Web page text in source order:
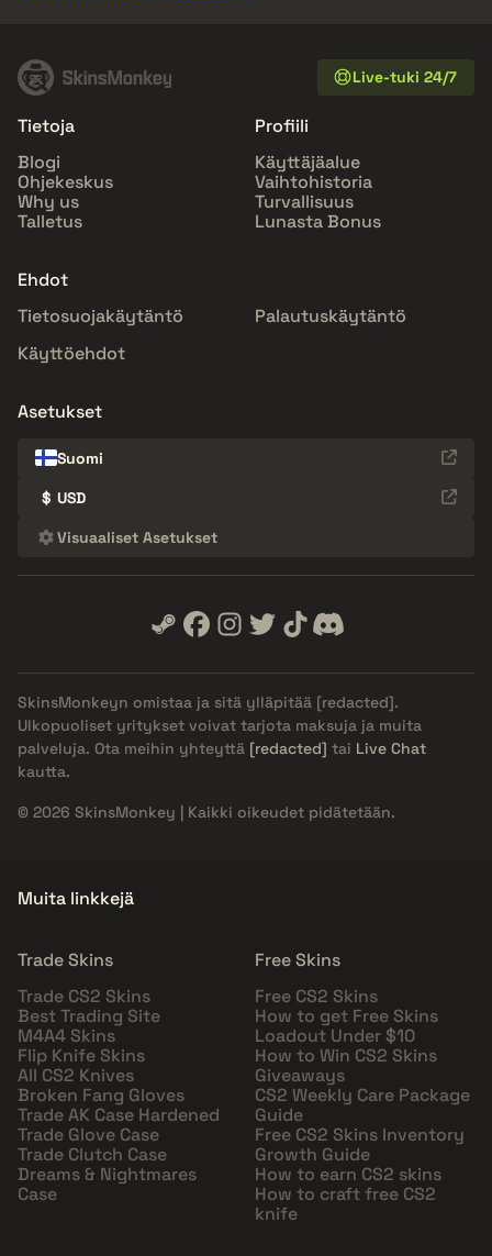
Live-tuki 24/7
Tietoja
Blogi
Ohjekeskus
Why us
Talletus
Profiili
Käyttäjäalue
Vaihtohistoria
Turvallisuus
Lunasta Bonus
Ehdot
Tietosuojakäytäntö
Palautuskäytäntö
Käyttöehdot
Asetukset
Suomi
$ USD
Visuaaliset Asetukset
SkinsMonkeyn omistaa ja sitä ylläpitää [redacted].
Ulkopuoliset yritykset voivat tarjota maksuja ja muita
palveluja. Ota meihin yhteyttä [redacted] tai Live Chat
kautta.
© 2026 SkinsMonkey | Kaikki oikeudet pidätetään.
Muita linkkejä
Trade Skins
Trade CS2 Skins
Best Trading Site
M4A4 Skins
Flip Knife Skins
All CS2 Knives
Broken Fang Gloves
Trade AK Case Hardened
Trade Glove Case
Trade Clutch Case
Dreams & Nightmares
Case
Free Skins
Free CS2 Skins
How to get Free Skins
Loadout Under $10
How to Win CS2 Skins
Giveaways
CS2 Weekly Care Package
Guide
Free CS2 Skins Inventory
Growth Guide
How to earn CS2 skins
How to craft free CS2
knife